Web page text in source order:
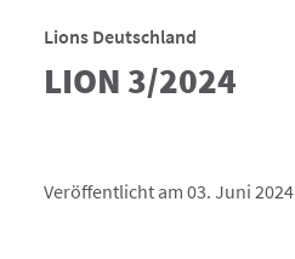
Lions Deutschland
LION 3/2024
Veröffentlicht am 03. Juni 2024